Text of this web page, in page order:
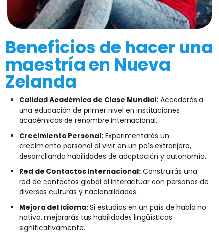
Beneficios de hacer una
maestría en Nueva
Zelanda
Calidad Académica de Clase Mundial:Accederás a
una educación de primer nivel en instituciones
académicas de renombre internacional.
Crecimiento Personal:Experimentarás un
crecimiento personal al vivir en un país extranjero,
desarrollando habilidades de adaptación y autonomía.
Red de Contactos Internacional:Construirás una
red de contactos global al interactuar con personas de
diversas culturas y nacionalidades.
Mejora del Idioma:Si estudias en un país de habla no
nativa, mejorarás tus habilidades lingüísticas
significativamente.